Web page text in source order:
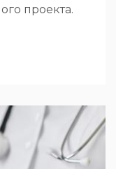
проекта.